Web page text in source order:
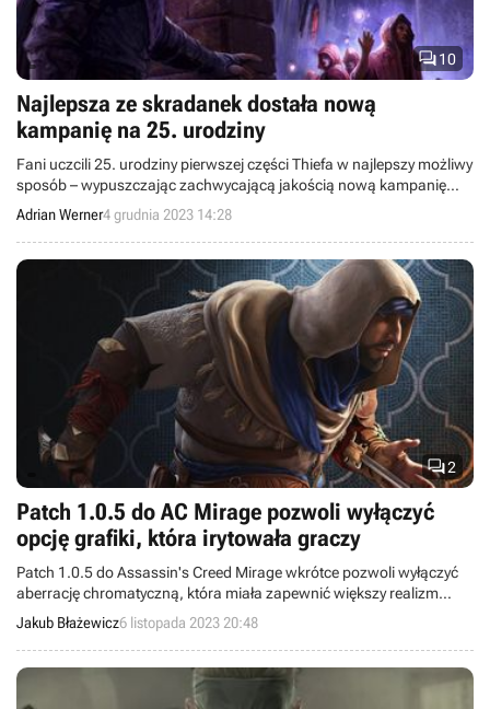
10
Najlepsza ze skradanek dostała nową
kampanię na 25. urodziny
Fani uczcili 25. urodziny pierwszej części Thiefa w najlepszy możliwy
sposób – wypuszczając zachwycającą jakością nową kampanię
fabularną.
Adrian Werner4 grudnia 2023 14:28
2
Patch 1.0.5 do AC Mirage pozwoli wyłączyć
opcję grafiki, która irytowała graczy
Patch 1.0.5 do Assassin's Creed Mirage wkrótce pozwoli wyłączyć
aberrację chromatyczną, która miała zapewnić większy realizm
grafiki, lecz jedynie zirytowała graczy.
Jakub Błażewicz6 listopada 2023 20:48